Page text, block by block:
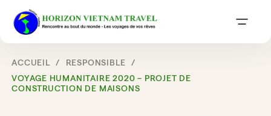
ACCUEIL
RESPONSIBLE
VOYAGE HUMANITAIRE 2020 – PROJET DE
CONSTRUCTION DE MAISONS